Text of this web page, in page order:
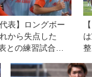
代表】ロングボー
から失点した
との練習試合に
相手だけじゃな